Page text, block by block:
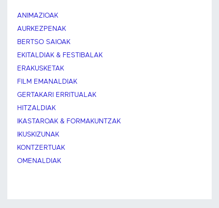
ANIMAZIOAK
AURKEZPENAK
BERTSO SAIOAK
EKITALDIAK & FESTIBALAK
ERAKUSKETAK
FILM EMANALDIAK
GERTAKARI ERRITUALAK
HITZALDIAK
IKASTAROAK & FORMAKUNTZAK
IKUSKIZUNAK
KONTZERTUAK
OMENALDIAK